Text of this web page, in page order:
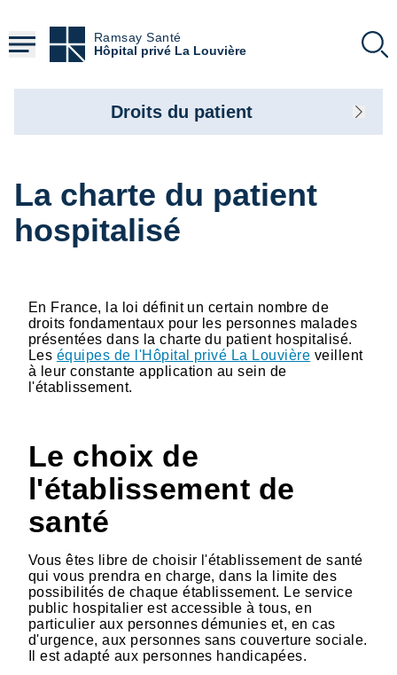
contenu
principal
Ramsay Santé
Hôpital privé La Louvière
La charte du patient
hospitalisé
En France, la loi définit un certain nombre de
droits fondamentaux pour les personnes malades
présentées dans la charte du patient hospitalisé.
Les équipes de l'Hôpital privé La Louvière veillent
à leur constante application au sein de
l'établissement.
Le choix de
l'établissement de
santé
Vous êtes libre de choisir l'établissement de santé
qui vous prendra en charge, dans la limite des
possibilités de chaque établissement. Le service
public hospitalier est accessible à tous, en
particulier aux personnes démunies et, en cas
d'urgence, aux personnes sans couverture sociale.
Il est adapté aux personnes handicapées.
Droits du patient